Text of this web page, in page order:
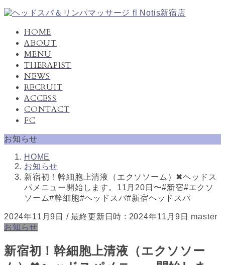
コ
ナ
HOME
ABOUT
MENU
THERAPIST
NEWS
RECRUIT
ACCESS
CONTACT
FC
お知らせ
HOME
お知らせ
新宿初！幹細胞上清液（エクソソーム）✖︎ヘッドス
パメニュー開始します。11月20日〜#新宿#エクソ
ソーム#幹細胞#ヘッドスパ#新宿ヘッドスパ
2024年11月9日 / 最終更新日時 : 2024年11月9日 master
お知らせ
新宿初！幹細胞上清液（エクソソー